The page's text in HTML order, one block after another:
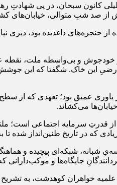
کانون سبحان، در پی
صد شبِ متوالی، خیابان‌های کشور
از حنجره‌های داغدیده بود،
و بی‌واسطه ملت، نقطه عطف
این خاک. شگفتا که این
باوری عمیق بود؛ تعهدی که از
می‌کشاند.
از قدرتِ سرمایه اجتماعی است؛
که در تاریخ طنین‌انداز شده
شبانه، شبکه‌ای پیچیده و
جایگاه‌ها و
علمیه خواهران کوهدشت، به